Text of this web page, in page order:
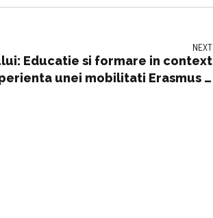
NEXT
Educatie si formare in context
unei mobilitati Erasmus »